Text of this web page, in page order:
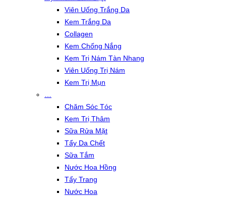
Viên Uống Trắng Da
Kem Trắng Da
Collagen
Kem Chống Nắng
Kem Trị Nám Tàn Nhang
Viên Uống Trị Nám
Kem Trị Mụn
Chăm Sóc Tóc
Kem Trị Thâm
Sữa Rửa Mặt
Tẩy Da Chết
Sữa Tắm
Nước Hoa Hồng
Tẩy Trang
Nước Hoa